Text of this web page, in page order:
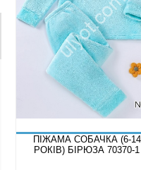
ПІЖАМА СОБАЧКА (6-14
РОКІВ) БІРЮЗА 70370-1